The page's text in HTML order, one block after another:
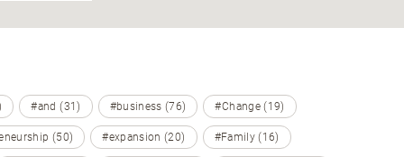
#and (31) #business (76) #Change (19)
(50) #expansion (20) #Family (16)